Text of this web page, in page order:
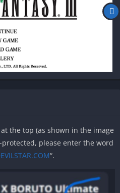
the top (as shown in the image
please enter the word
“.